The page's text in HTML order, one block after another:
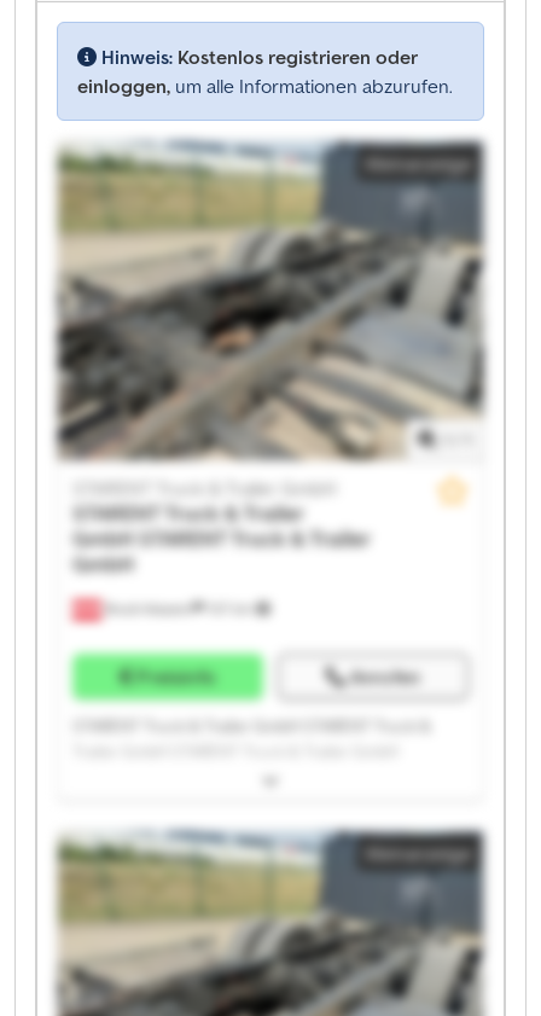
Hinweis: Kostenlos registrieren oder
einloggen, um alle Informationen abzurufen.
Kleinanzeige
Bruck-Waasen
STARENT Truck & Trailer GmbH
STARENT Truck & Trailer
GmbH STARENT Truck & Trailer
GmbH
Preisinfo Anrufen
STARENT Truck & Trailer GmbH STARENT Truck &
STARENT Truck & Trailer GmbH STARENT Truck &
Trailer GmbH STARENT Truck & Trailer GmbH
STARENT Truck & Trailer GmbH STARENT Truck &
Trailer GmbH STARENT Truck & Trailer GmbH
STARENT Truck & Trailer GmbH STARENT Truck &
Trailer GmbH STARENT Truck & Trailer GmbH
STARENT Truck & Trailer GmbH STARENT Truck &
Trailer GmbH STARENT Truck & Trailer GmbH
Kleinanzeige